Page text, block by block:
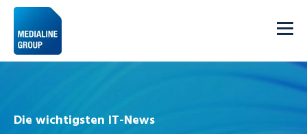
Die wichtigsten IT-News